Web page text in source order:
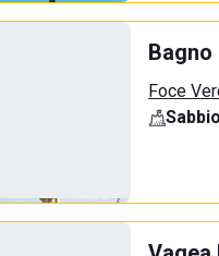
Bagno
Foce